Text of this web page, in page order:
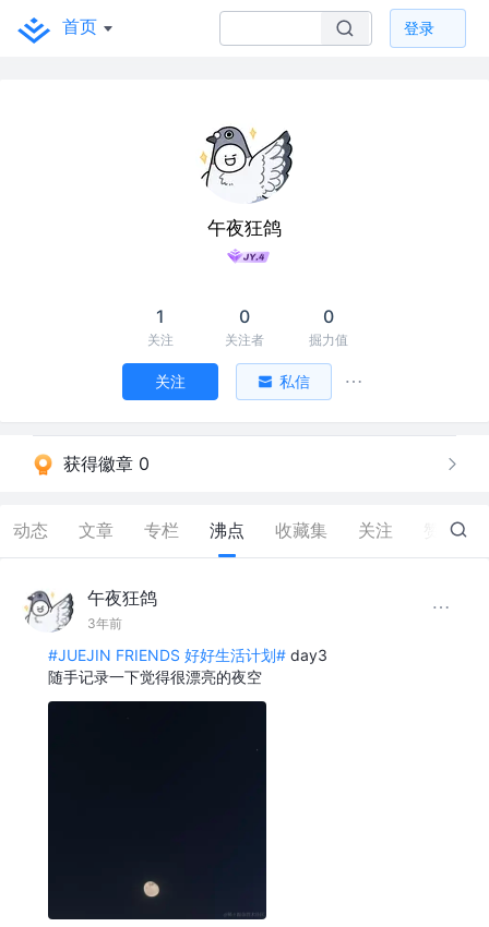
首页 登录
午夜狂鸽
1
关注
0
关注者
0
掘力值
关注 私信
获得徽章 0
动态 文章 专栏 沸点 收藏集 关注 1
午夜狂鸽
3年前
#JUEJIN FRIENDS 好好生活计划# day3
随手记录一下觉得很漂亮的夜空